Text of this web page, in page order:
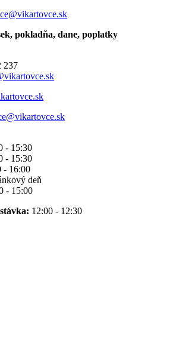
pokladňa, dane, poplatky
237
- 15:30
- 15:30
- 16:00
deň
- 15:00
12:00 - 12:30